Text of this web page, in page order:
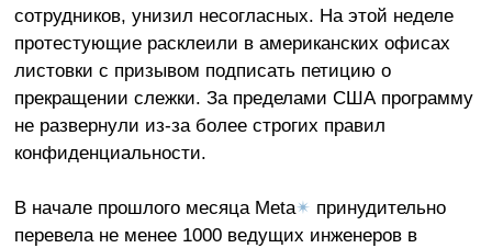
сотрудников, унизил несогласных. На этой неделе
протестующие расклеили в американских офисах
листовки с призывом подписать петицию о
прекращении слежки. За пределами США программу
не развернули из-за более строгих правил
конфиденциальности.
В начале прошлого месяца Meta✴ принудительно
перевела не менее 1000 ведущих инженеров в